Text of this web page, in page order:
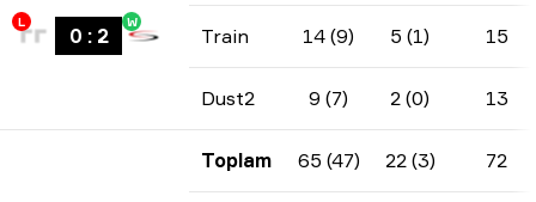
L
0 : 2
W
Train 14 (9) 5 (1) 15
Dust2 9 (7) 2 (0) 13
Toplam 65 (47) 22 (3) 72